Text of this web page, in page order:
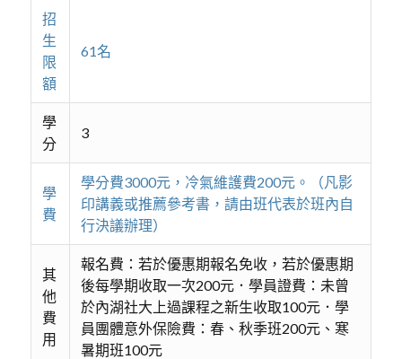
招
生
限
額
61名
學
分
3
學
費
學分費3000元，冷氣維護費200元。（凡影
印講義或推薦參考書，請由班代表於班內自
行決議辦理）
其
他
費
用
報名費：若於優惠期報名免收，若於優惠期
後每學期收取一次200元．學員證費：未曾
於內湖社大上過課程之新生收取100元．學
員團體意外保險費：春、秋季班200元、寒
暑期班100元